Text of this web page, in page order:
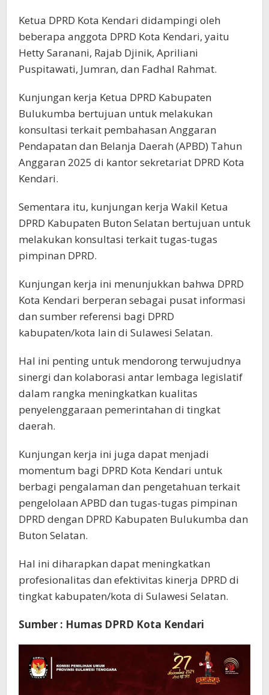
Ketua DPRD Kota Kendari didampingi oleh
beberapa anggota DPRD Kota Kendari, yaitu
Hetty Saranani, Rajab Djinik, Apriliani
Puspitawati, Jumran, dan Fadhal Rahmat.
Kunjungan kerja Ketua DPRD Kabupaten
Bulukumba bertujuan untuk melakukan
konsultasi terkait pembahasan Anggaran
Pendapatan dan Belanja Daerah (APBD) Tahun
Anggaran 2025 di kantor sekretariat DPRD Kota
Kendari.
Sementara itu, kunjungan kerja Wakil Ketua
DPRD Kabupaten Buton Selatan bertujuan untuk
melakukan konsultasi terkait tugas-tugas
pimpinan DPRD.
Kunjungan kerja ini menunjukkan bahwa DPRD
Kota Kendari berperan sebagai pusat informasi
dan sumber referensi bagi DPRD
kabupaten/kota lain di Sulawesi Selatan.
Hal ini penting untuk mendorong terwujudnya
sinergi dan kolaborasi antar lembaga legislatif
dalam rangka meningkatkan kualitas
penyelenggaraan pemerintahan di tingkat
daerah.
Kunjungan kerja ini juga dapat menjadi
momentum bagi DPRD Kota Kendari untuk
berbagi pengalaman dan pengetahuan terkait
pengelolaan APBD dan tugas-tugas pimpinan
DPRD dengan DPRD Kabupaten Bulukumba dan
Buton Selatan.
Hal ini diharapkan dapat meningkatkan
profesionalitas dan efektivitas kinerja DPRD di
tingkat kabupaten/kota di Sulawesi Selatan.
Sumber : Humas DPRD Kota Kendari